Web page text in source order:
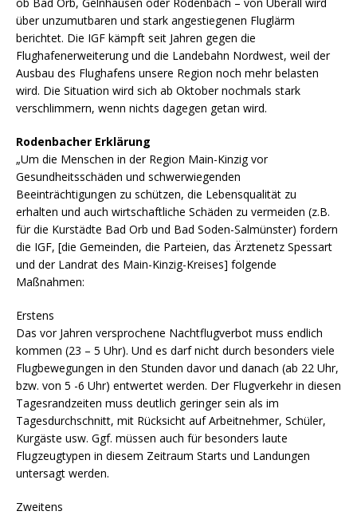
über unzumutbaren und stark angestiegenen Fluglärm
berichtet. Die IGF kämpft seit Jahren gegen die
Flughafenerweiterung und die Landebahn Nordwest, weil der
Ausbau des Flughafens unsere Region noch mehr belasten
wird. Die Situation wird sich ab Oktober nochmals stark
verschlimmern, wenn nichts dagegen getan wird.
Rodenbacher Erklärung
„Um die Menschen in der Region Main-Kinzig vor
Gesundheitsschäden und schwerwiegenden
Beeinträchtigungen zu schützen, die Lebensqualität zu
erhalten und auch wirtschaftliche Schäden zu vermeiden (z.B.
für die Kurstädte Bad Orb und Bad Soden-Salmünster) fordern
die IGF, [die Gemeinden, die Parteien, das Ärztenetz Spessart
und der Landrat des Main-Kinzig-Kreises] folgende
Maßnahmen:
Erstens
Das vor Jahren versprochene Nachtflugverbot muss endlich
kommen (23 – 5 Uhr). Und es darf nicht durch besonders viele
Flugbewegungen in den Stunden davor und danach (ab 22 Uhr,
bzw. von 5 -6 Uhr) entwertet werden. Der Flugverkehr in diesen
Tagesrandzeiten muss deutlich geringer sein als im
Tagesdurchschnitt, mit Rücksicht auf Arbeitnehmer, Schüler,
Kurgäste usw. Ggf. müssen auch für besonders laute
Flugzeugtypen in diesem Zeitraum Starts und Landungen
untersagt werden.
Zweitens